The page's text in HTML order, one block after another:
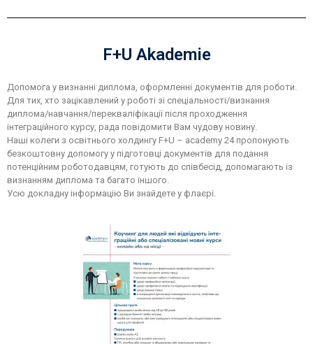
F+U Akademie
Допомога у визнанні диплома, оформленні документів для роботи.
Для тих, хто зацікавлений у роботі зі спеціальності/визнання
диплома/навчання/перекваліфікації після проходження
інтеграційного курсу, рада повідомити Вам чудову новину.
Наші колеги з освітнього холдингу F+U – academy 24 пропонують
безкоштовну допомогу у підготовці документів для подання
потенційним роботодавцям, готують до співбесід, допомагають із
визнанням диплома та багато іншого.
Усю докладну інформацію Ви знайдете у флаєрі.